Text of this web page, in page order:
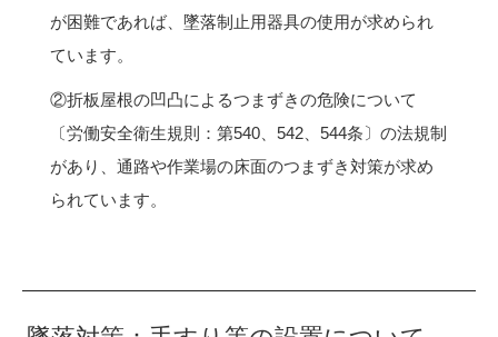
が困難であれば、墜落制止用器具の使用が求められ
ています。
②折板屋根の凹凸によるつまずきの危険について
〔労働安全衛生規則：第540、542、544条〕の法規制
があり、通路や作業場の床面のつまずき対策が求め
られています。